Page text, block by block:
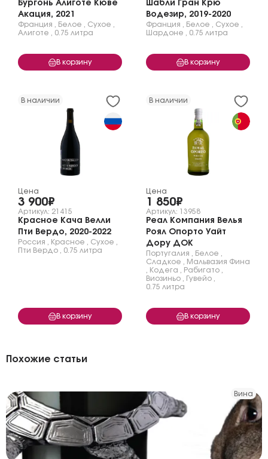
Бургонь Алиготе Кюве
Акация, 2021
Франция Белое Сухое
Алиготе
0.75 литра
В корзину
Шабли Гран Крю
Водезир, 2019-2020
Франция Белое Сухое
Шардоне
0.75 литра
В корзину
В наличии
Цена
3 900₽
Артикул: 21415
Красное Кача Велли
Пти Вердо, 2020-2022
Россия Красное Сухое
Пти Вердо
0.75 литра
В корзину
В наличии
Цена
1 850₽
Артикул: 13958
Реал Компания Велья
Роял Опорто Уайт
Дору ДОК
Португалия Белое
Сладкое
Мальвазия Фина
Кодега Рабигато
Виозиньо
Гувейо
0.75 литра
В корзину
Похожие статьи
Вина